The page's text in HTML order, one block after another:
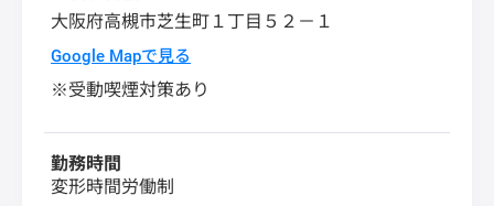
大阪府高槻市芝生町１丁目５２－１
Google Mapで見る
※受動喫煙対策あり
勤務時間
変形時間労働制